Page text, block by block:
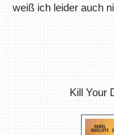
weiß ich leider auch
Kill Your